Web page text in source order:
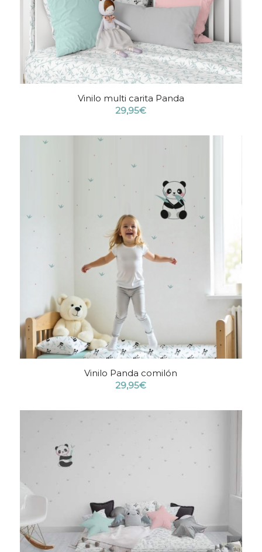
Vinilo multi carita Panda
29,95€
Vinilo Panda comilón
29,95€